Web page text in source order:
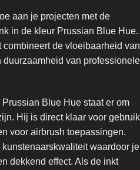
aan je projecten met de
in de kleur Prussian Blue Hue.
de vloeibaarheid van
van professionele
Blue Hue staat er om
Hij is direct klaar voor gebruik
voor airbrush toepassingen.
waardoor je
dekkend effect. Als de inkt